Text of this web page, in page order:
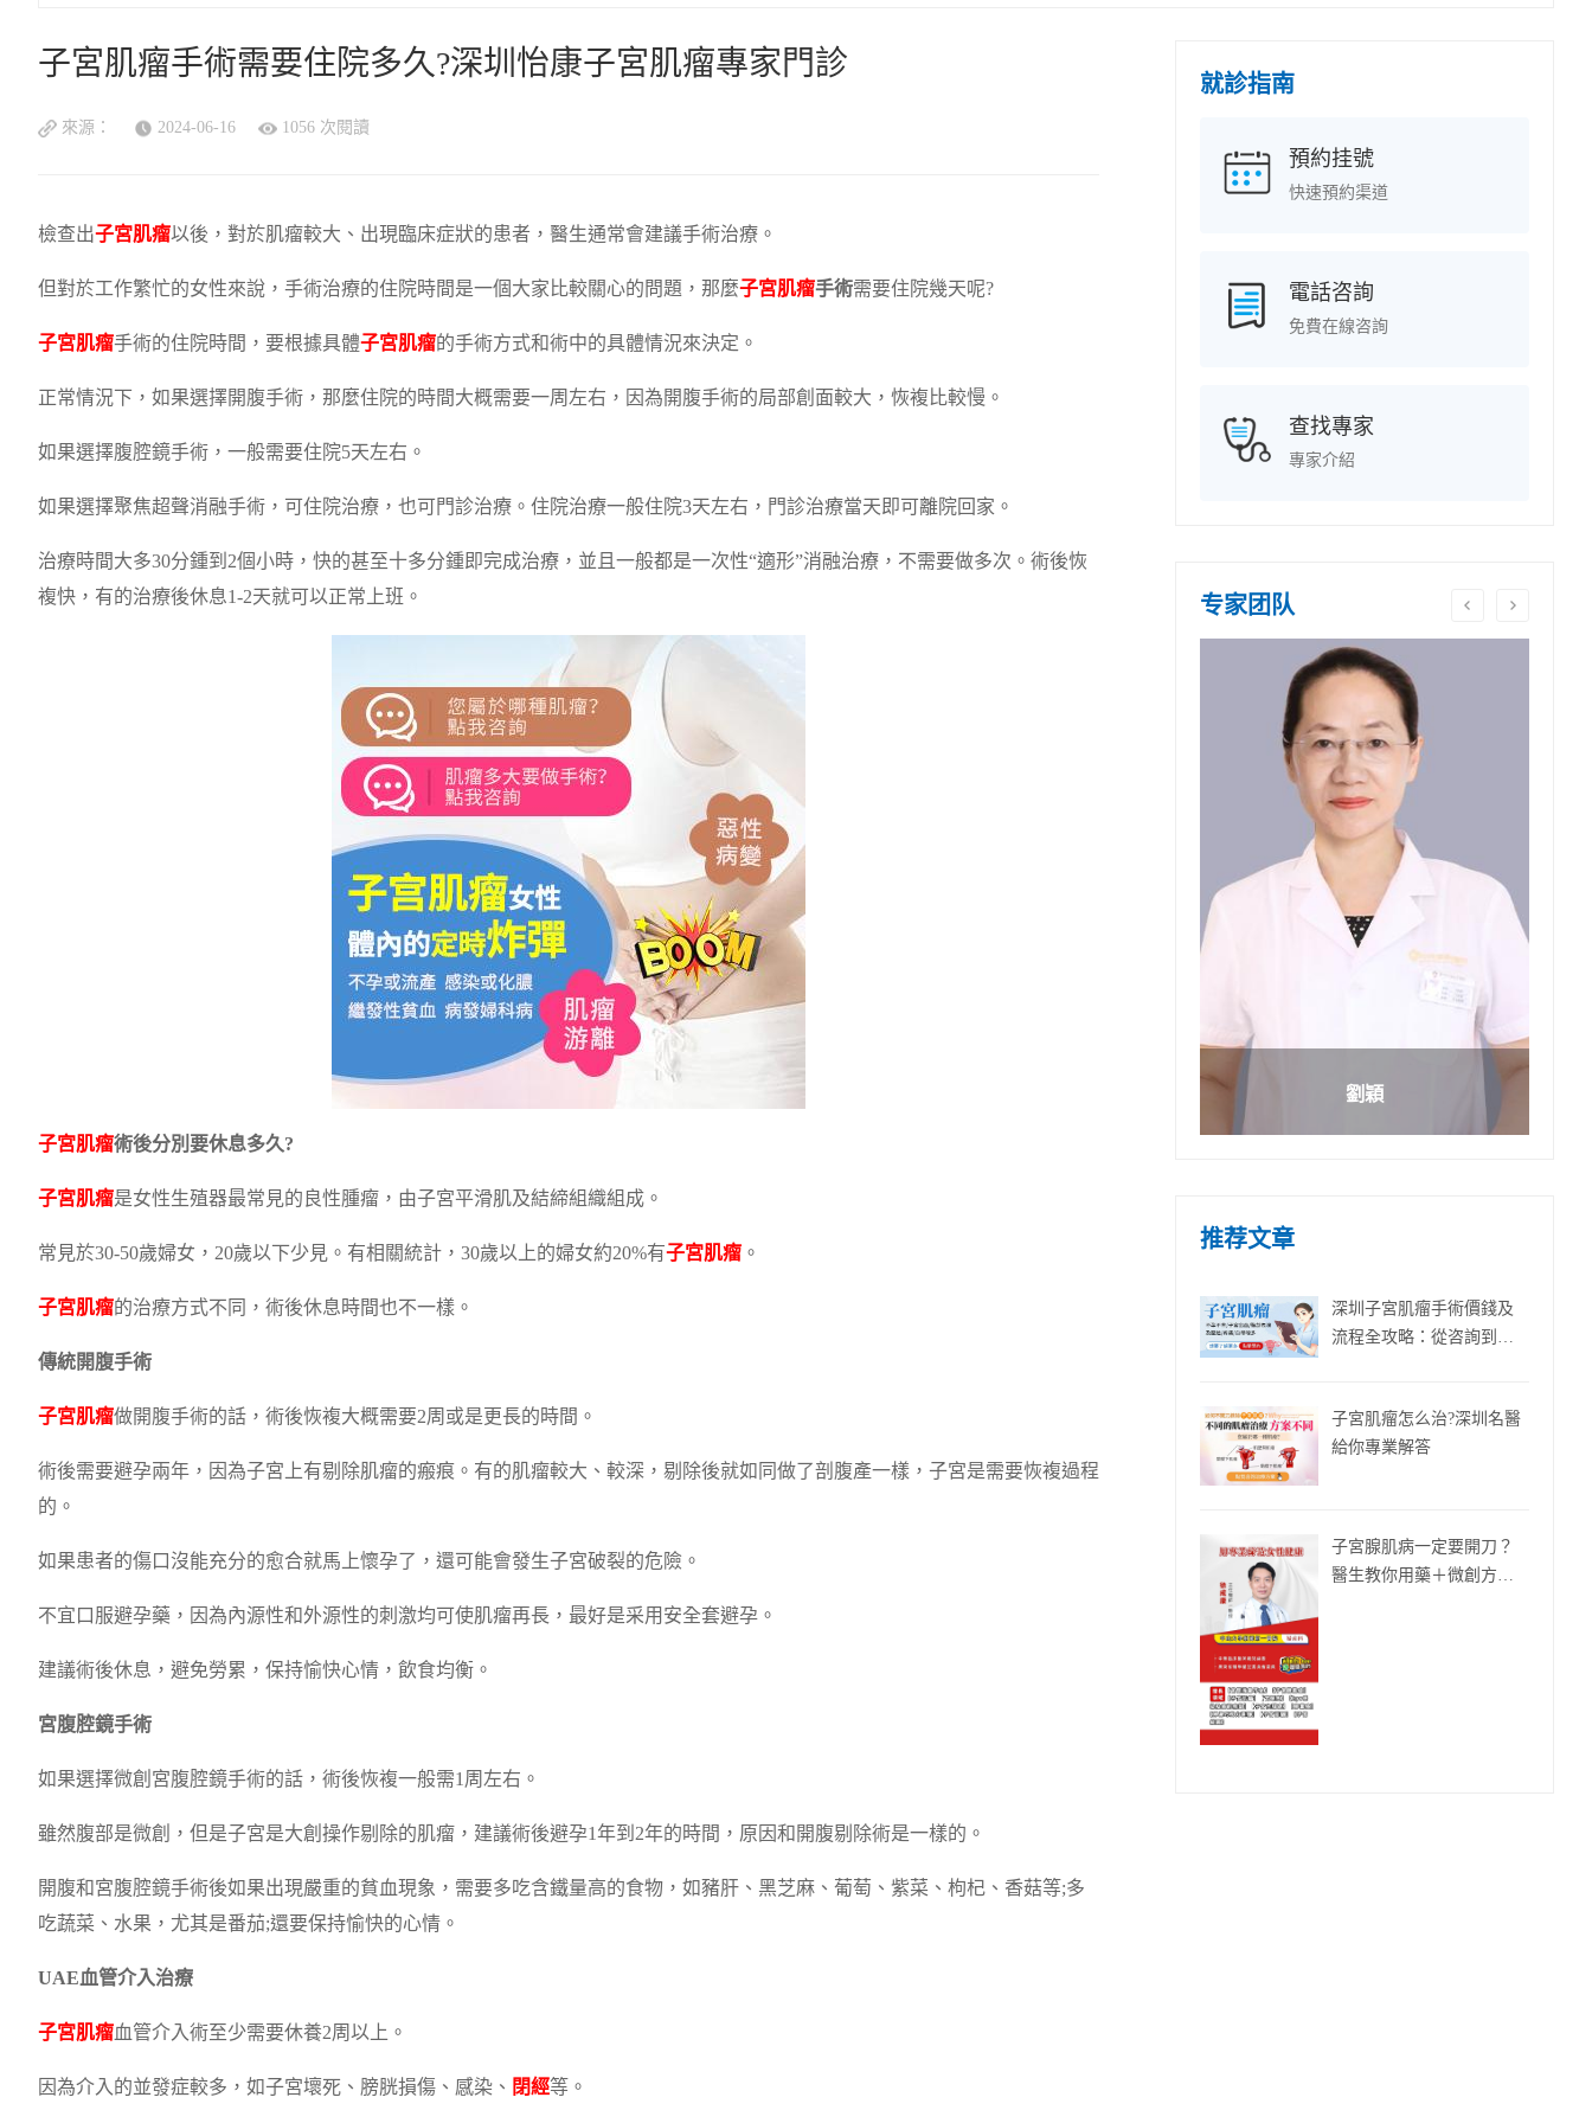
子宮肌瘤手術需要住院多久?深圳怡康子宮肌瘤專家門診
來源： 2024-06-16 1056 次閱讀
檢查出子宮肌瘤以後，對於肌瘤較大、出現臨床症狀的患者，醫生通常會建議手術治療。
但對於工作繁忙的女性來說，手術治療的住院時間是一個大家比較關心的問題，那麼子宮肌瘤手術需要住院幾天呢?
子宮肌瘤手術的住院時間，要根據具體子宮肌瘤的手術方式和術中的具體情況來決定。
正常情況下，如果選擇開腹手術，那麼住院的時間大概需要一周左右，因為開腹手術的局部創面較大，恢複比較慢。
如果選擇腹腔鏡手術，一般需要住院5天左右。
如果選擇聚焦超聲消融手術，可住院治療，也可門診治療。住院治療一般住院3天左右，門診治療當天即可離院回家。
治療時間大多30分鍾到2個小時，快的甚至十多分鍾即完成治療，並且一般都是一次性“適形”消融治療，不需要做多次。術後恢
複快，有的治療後休息1-2天就可以正常上班。
子宮肌瘤術後分別要休息多久?
子宮肌瘤是女性生殖器最常見的良性腫瘤，由子宮平滑肌及結締組織組成。
常見於30-50歲婦女，20歲以下少見。有相關統計，30歲以上的婦女約20%有子宮肌瘤 。
子宮肌瘤的治療方式不同，術後休息時間也不一樣。
傳統開腹手術
子宮肌瘤做開腹手術的話，術後恢複大概需要2周或是更長的時間。
術後需要避孕兩年，因為子宮上有剔除肌瘤的瘢痕。有的肌瘤較大、較深，剔除後就如同做了剖腹產一樣，子宮是需要恢複過程
的。
如果患者的傷口沒能充分的愈合就馬上懷孕了，還可能會發生子宮破裂的危險。
不宜口服避孕藥，因為內源性和外源性的刺激均可使肌瘤再長，最好是采用安全套避孕。
建議術後休息，避免勞累，保持愉快心情，飲食均衡。
宮腹腔鏡手術
如果選擇微創宮腹腔鏡手術的話，術後恢複一般需1周左右。
雖然腹部是微創，但是子宮是大創操作剔除的肌瘤，建議術後避孕1年到2年的時間，原因和開腹剔除術是一樣的。
開腹和宮腹腔鏡手術後如果出現嚴重的貧血現象，需要多吃含鐵量高的食物，如豬肝、黑芝麻、葡萄、紫菜、枸杞、香菇等;多
吃蔬菜、水果，尤其是番茄;還要保持愉快的心情。
UAE血管介入治療
子宮肌瘤血管介入術至少需要休養2周以上。
因為介入的並發症較多，如子宮壞死、膀胱損傷、感染、 閉經等。
就診指南
預約挂號
快速預約渠道
電話咨詢
免費在線咨詢
查找專家
專家介紹
专家团队
劉穎
推荐文章
深圳子宮肌瘤手術價錢及
流程全攻略：從咨詢到術
子宮肌瘤怎么治?深圳名醫
給你專業解答
子宮腺肌病一定要開刀？
醫生教你用藥＋微創方法